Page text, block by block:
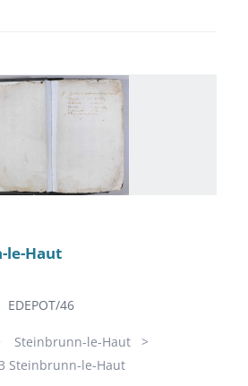
le-Haut
EDEPOT/46
Steinbrunn-le-Haut
Steinbrunn-le-Haut